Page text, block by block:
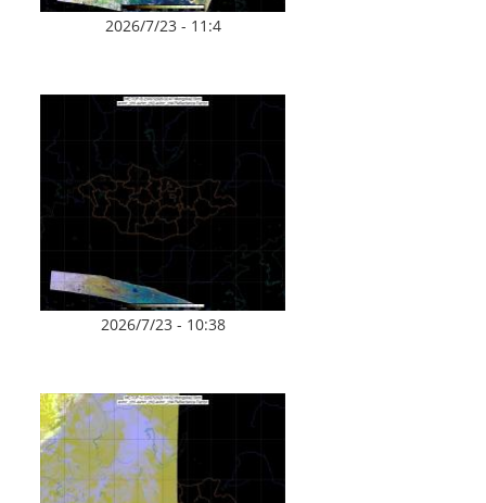
2026/7/23 - 11:4
2026/7/23 - 10:38